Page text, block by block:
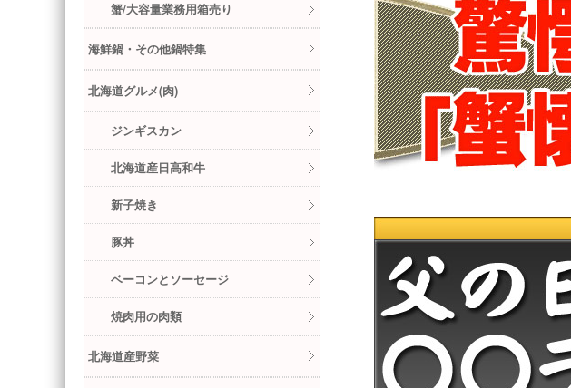
蟹/大容量業務用箱売り
海鮮鍋・その他鍋特集
北海道グルメ(肉)
ジンギスカン
北海道産日高和牛
新子焼き
豚丼
ベーコンとソーセージ
焼肉用の肉類
北海道産野菜